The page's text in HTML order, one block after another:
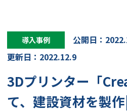
導入事例
公開日：
更新日：2022.12.9
3Dプリンター「
て、建設資材を製